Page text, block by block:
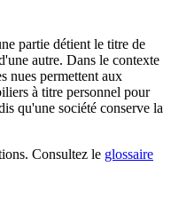
partie détient le titre de
autre. Dans le contexte
nues permettent aux
à titre personnel pour
qu'une société conserve la
Consultez le glossaire